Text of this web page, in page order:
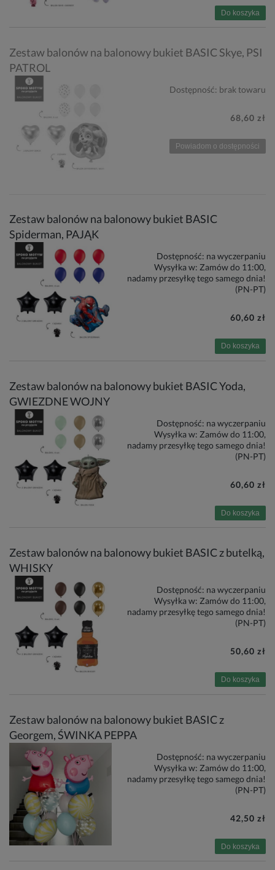
Do koszyka
Zestaw balonów na balonowy bukiet BASIC Skye, PSI
PATROL
Dostępność: brak towaru
68,60 zł
Powiadom o dostępności
Zestaw balonów na balonowy bukiet BASIC
Spiderman, PAJĄK
Dostępność: na wyczerpaniu
Wysyłka w: Zamów do 11:00,
nadamy przesyłkę tego samego dnia!
(PN-PT)
60,60 zł
Do koszyka
Zestaw balonów na balonowy bukiet BASIC Yoda,
GWIEZDNE WOJNY
Dostępność: na wyczerpaniu
Wysyłka w: Zamów do 11:00,
nadamy przesyłkę tego samego dnia!
(PN-PT)
60,60 zł
Do koszyka
Zestaw balonów na balonowy bukiet BASIC z butelką,
WHISKY
Dostępność: na wyczerpaniu
Wysyłka w: Zamów do 11:00,
nadamy przesyłkę tego samego dnia!
(PN-PT)
50,60 zł
Do koszyka
Zestaw balonów na balonowy bukiet BASIC z
Georgem, ŚWINKA PEPPA
Dostępność: na wyczerpaniu
Wysyłka w: Zamów do 11:00,
nadamy przesyłkę tego samego dnia!
(PN-PT)
42,50 zł
Do koszyka